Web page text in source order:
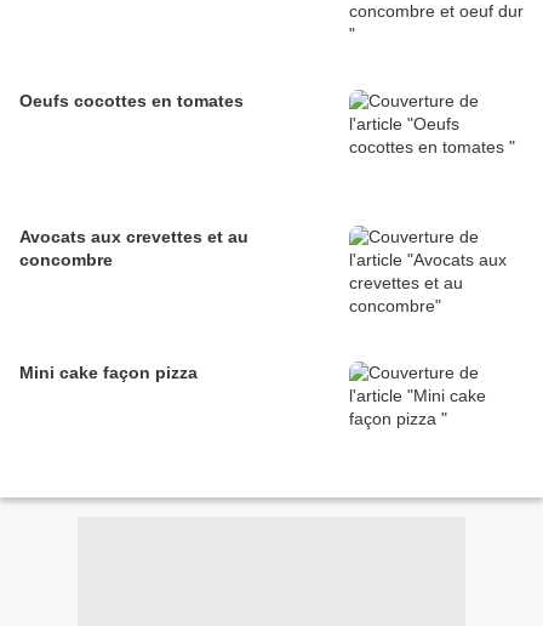
Oeufs cocottes en tomates
Avocats aux crevettes et au
concombre
Mini cake façon pizza